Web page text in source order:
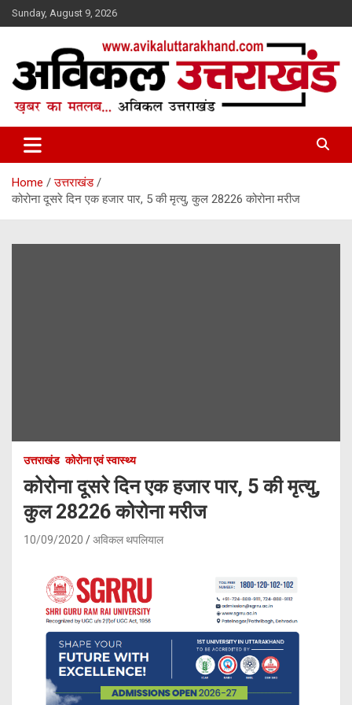
Skip
to
Sunday, August 9, 2026
Avikal Uttarakhand
Home
उत्तराखंड
कोरोना दूसरे दिन एक हजार पार, 5 की मृत्यु, कुल 28226 कोरोना मरीज
उत्तराखंड कोरोना एवं स्वास्थ्य
कोरोना दूसरे दिन एक हजार पार, 5 की मृत्यु,
कुल 28226 कोरोना मरीज
10/09/2020 अविकल थपलियाल